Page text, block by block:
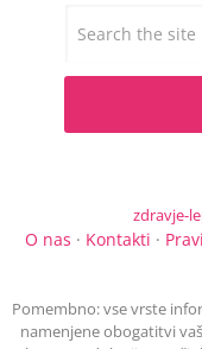
zdravje-
O nas · Kontakti ·
Pomembno: vse vrste
namenjene obogatitvi